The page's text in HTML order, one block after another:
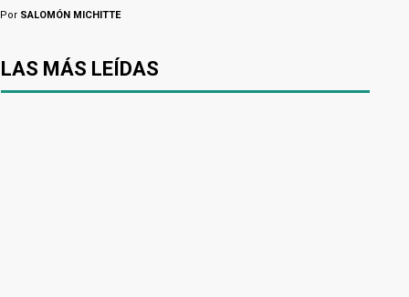
Por SALOMÓN MICHITTE
LAS MÁS LEÍDAS